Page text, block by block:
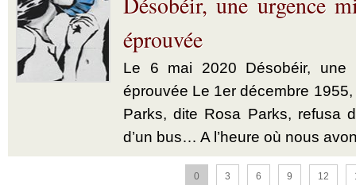
éprouvée
Le 6 mai 2020 Désobéir, une
éprouvée Le 1er décembre
Parks, dite Rosa Parks, refusa
d’un bus… A l’heure où nous
0 3 6 9 12